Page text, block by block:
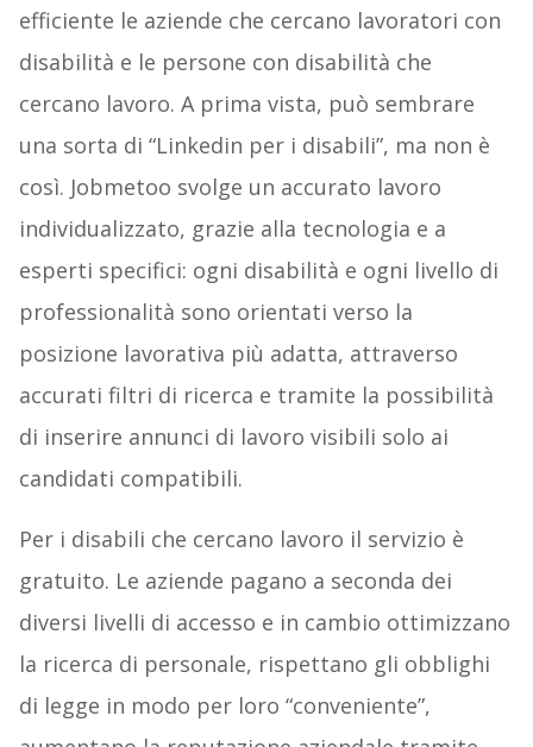
efficiente le aziende che cercano lavoratori con
disabilità e le persone con disabilità che
cercano lavoro. A prima vista, può sembrare
una sorta di “Linkedin per i disabili”, ma non è
così. Jobmetoo svolge un accurato lavoro
individualizzato, grazie alla tecnologia e a
esperti specifici: ogni disabilità e ogni livello di
professionalità sono orientati verso la
posizione lavorativa più adatta, attraverso
accurati filtri di ricerca e tramite la possibilità
di inserire annunci di lavoro visibili solo ai
candidati compatibili.
Per i disabili che cercano lavoro il servizio è
gratuito. Le aziende pagano a seconda dei
diversi livelli di accesso e in cambio ottimizzano
la ricerca di personale, rispettano gli obblighi
di legge in modo per loro “conveniente”,